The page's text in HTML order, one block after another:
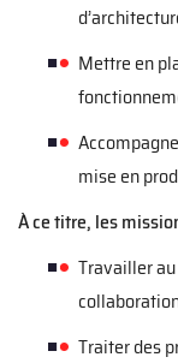
Mettre en
mise en
À ce titre, les
Travailler
Traiter des